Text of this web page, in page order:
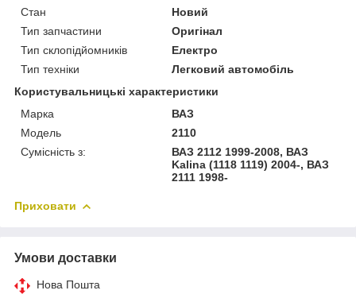
Стан
Новий
Тип запчастини
Оригінал
Тип склопідйомників
Електро
Тип техніки
Легковий автомобіль
Користувальницькі характеристики
Марка
ВАЗ
Модель
2110
Сумісність з:
ВАЗ 2112 1999-2008, ВАЗ
Kalina (1118 1119) 2004-, ВАЗ
2111 1998-
Приховати
Умови доставки
Нова Пошта